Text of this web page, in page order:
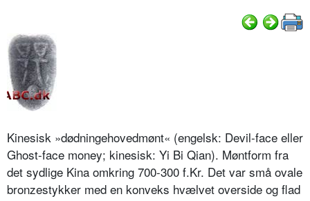
Kinesisk »dødningehovedmønt« (engelsk: Devil-face eller
Ghost-face money; kinesisk: Yi Bi Qian). Møntform fra
det sydlige Kina omkring 700-300 f.Kr. Det var små ovale
bronzestykker med en konveks hvælvet overside og flad